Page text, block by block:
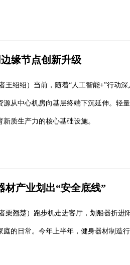
缘节点创新升级
王绍绍）当前，随着“人工智能+”行动
源从中心机房向基层终端下沉延伸。轻
质生产力的核心基础设施。
材产业划出“安全底线”
栗翘楚）跑步机走进客厅，划船器折
的日常。今年上半年，健身器材制造